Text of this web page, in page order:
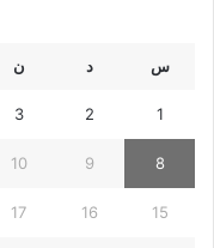
س د ن
1
2
3
8
9
10
15
16
17